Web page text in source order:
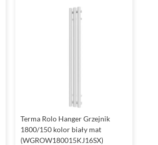
Terma Rolo Hanger Grzejnik
1800/150 kolor biały mat
(WGROW180015KJ16SX)